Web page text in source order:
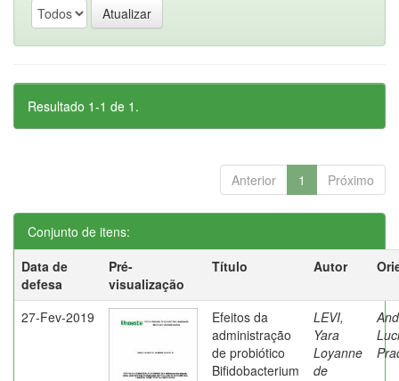
Resultado 1-1 de 1.
Anterior 1 Próximo
Conjunto de itens:
Data de
defesa
Pré-
visualização
Título Autor
27-Fev-2019
Efeitos da
administração
de probiótico
Bifidobacterium
LEVI,
Yara
Loyanne
de